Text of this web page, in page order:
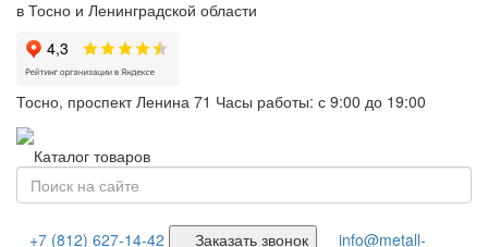
в Тосно и Ленинградской области
Тосно, проспект Ленина 71 Часы работы: с 9:00 до 19:00
Каталог товаров
+7 (812) 627-14-42 Заказать звонок
info@metall-